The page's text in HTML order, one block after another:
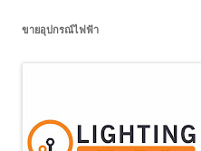
ขายอุปกรณ์ไฟฟ้า